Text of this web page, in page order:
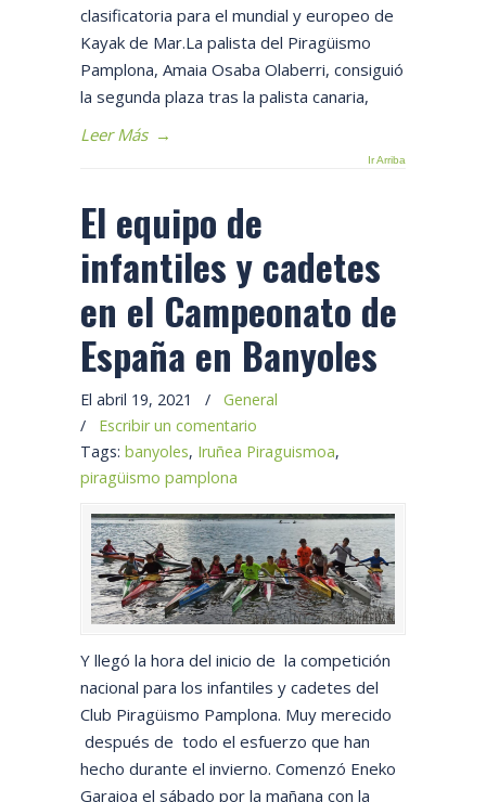
clasificatoria para el mundial y europeo de
Kayak de Mar.La palista del Piragüismo
Pamplona, Amaia Osaba Olaberri, consiguió
la segunda plaza tras la palista canaria,
Leer Más →
Ir Arriba
El equipo de
infantiles y cadetes
en el Campeonato de
España en Banyoles
El abril 19, 2021 /
General
/ Escribir un comentario
Tags: banyoles, Iruñea Piraguismoa,
piragüismo pamplona
Y llegó la hora del inicio de la competición
nacional para los infantiles y cadetes del
Club Piragüismo Pamplona. Muy merecido
después de todo el esfuerzo que han
hecho durante el invierno. Comenzó Eneko
Garaioa el sábado por la mañana con la